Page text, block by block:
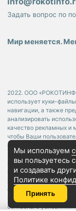
Задать вопрос по
Мир меняется.
2022. ООО
использует куки-
навигации, а также
анализировать
качество рекламных и
чтобы Ваши
ограничьте их
Карточках Товара
ни при каких
положениями Статьи
регистрации или
отправляя сообщения
или форм обратной
согласны с условиями
Мы используем
вы пользуетесь
и создавать
Политике
Принять